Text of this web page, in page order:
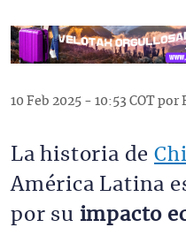
10 Feb 2025 - 10:53 COT
La historia de
América Latina
por su impacto